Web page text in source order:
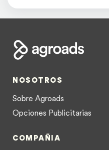
NOSOTROS
Sobre Agroads
Opciones Publicitarias
COMPAÑIA